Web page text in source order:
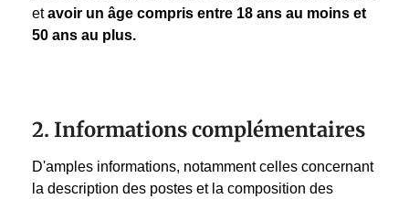
etavoir un âge compris entre 18 ans au moins et
50 ans au plus.
2. Informations complémentaires
D'amples informations, notamment celles concernant
la description des postes et la composition des